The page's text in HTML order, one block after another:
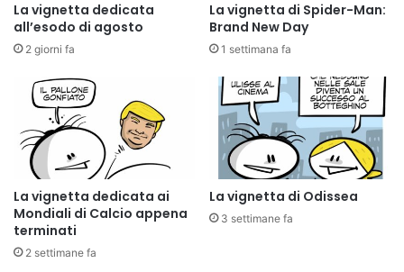
La vignetta dedicata
all’esodo di agosto
2 giorni fa
La vignetta di Spider-Man:
Brand New Day
1 settimana fa
La vignetta dedicata ai
Mondiali di Calcio appena
terminati
2 settimane fa
La vignetta di Odissea
3 settimane fa